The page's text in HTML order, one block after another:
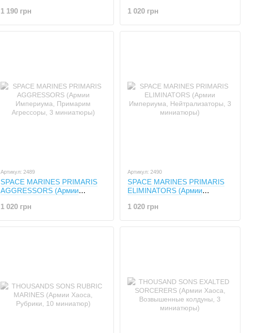
Телохранители Савана, 3
1 190 грн
1 020 грн
Артикул: 2489
SPACE MARINES PRIMARIS
AGGRESSORS (Армии
Агрессоры, 3 миниатюры)
1 020 грн
Артикул: 2490
SPACE MARINES PRIMARIS
ELIMINATORS (Армии
3 миниатюры)
1 020 грн